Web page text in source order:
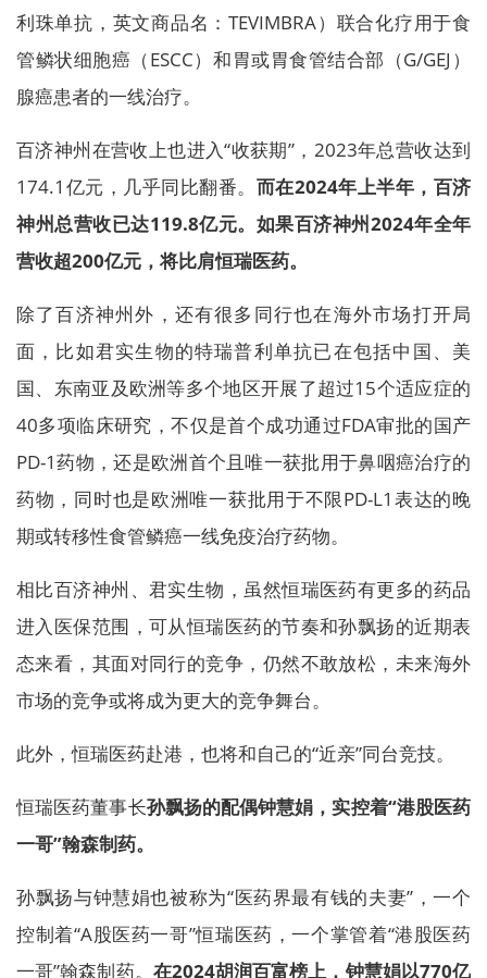
利珠单抗，英文商品名：TEVIMBRA）联合化疗用于食
管鳞状细胞癌（ESCC）和胃或胃食管结合部（G/GEJ）
腺癌患者的一线治疗。
百济神州在营收上也进入“收获期”，2023年总营收达到
174.1亿元，几乎同比翻番。 而在2024年上半年，百济
神州总营收已达119.8亿元。如果百济神州2024年全年
营收超200亿元，将比肩恒瑞医药。
除了百济神州外，还有很多同行也在海外市场打开局
面，比如君实生物的特瑞普利单抗已在包括中国、美
国、东南亚及欧洲等多个地区开展了超过15个适应症的
40多项临床研究，不仅是首个成功通过FDA审批的国产
PD-1药物，还是欧洲首个且唯一获批用于鼻咽癌治疗的
药物，同时也是欧洲唯一获批用于不限PD-L1表达的晚
期或转移性食管鳞癌一线免疫治疗药物。
相比百济神州、君实生物，虽然恒瑞医药有更多的药品
进入医保范围，可从恒瑞医药的节奏和孙飘扬的近期表
态来看，其面对同行的竞争，仍然不敢放松，未来海外
市场的竞争或将成为更大的竞争舞台。
此外，恒瑞医药赴港，也将和自己的“近亲”同台竞技。
恒瑞医药董事长孙飘扬的配偶钟慧娟，实控着“港股医药
一哥”翰森制药。
孙飘扬与钟慧娟也被称为“医药界最有钱的夫妻”，一个
控制着“A股医药一哥”恒瑞医药，一个掌管着“港股医药
一哥”翰森制药。 在2024胡润百富榜上，钟慧娟以770亿